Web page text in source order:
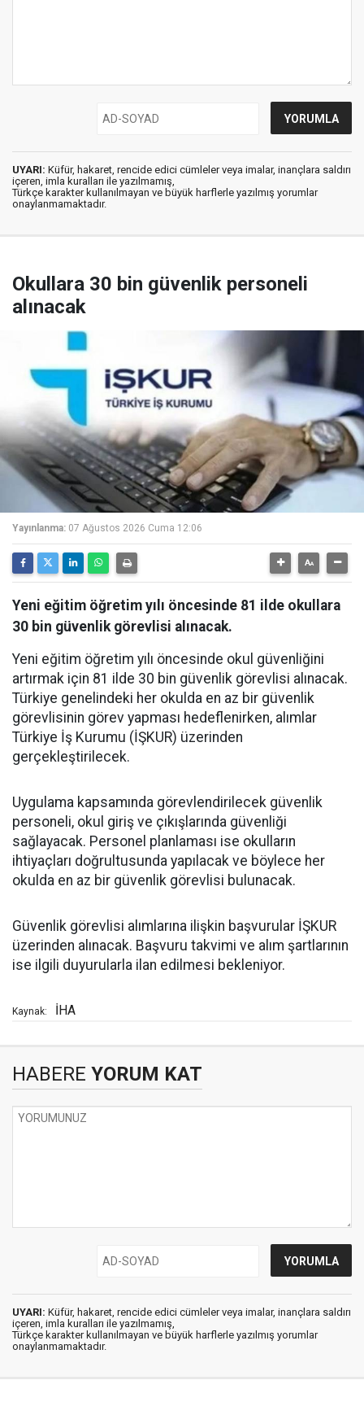
UYARI: Küfür, hakaret, rencide edici cümleler veya imalar, inançlara saldırı
içeren, imla kuralları ile yazılmamış,
Türkçe karakter kullanılmayan ve büyük harflerle yazılmış yorumlar
onaylanmamaktadır.
Okullara 30 bin güvenlik personeli
alınacak
Yayınlanma: 07 Ağustos 2026 Cuma 12:06
Yeni eğitim öğretim yılı öncesinde 81 ilde okullara
30 bin güvenlik görevlisi alınacak.
Yeni eğitim öğretim yılı öncesinde okul güvenliğini
artırmak için 81 ilde 30 bin güvenlik görevlisi alınacak.
Türkiye genelindeki her okulda en az bir güvenlik
görevlisinin görev yapması hedeflenirken, alımlar
Türkiye İş Kurumu (İŞKUR) üzerinden
gerçekleştirilecek.
Uygulama kapsamında görevlendirilecek güvenlik
personeli, okul giriş ve çıkışlarında güvenliği
sağlayacak. Personel planlaması ise okulların
ihtiyaçları doğrultusunda yapılacak ve böylece her
okulda en az bir güvenlik görevlisi bulunacak.
Güvenlik görevlisi alımlarına ilişkin başvurular İŞKUR
üzerinden alınacak. Başvuru takvimi ve alım şartlarının
ise ilgili duyurularla ilan edilmesi bekleniyor.
Kaynak: İHA
HABERE YORUM KAT
UYARI: Küfür, hakaret, rencide edici cümleler veya imalar, inançlara saldırı
içeren, imla kuralları ile yazılmamış,
Türkçe karakter kullanılmayan ve büyük harflerle yazılmış yorumlar
onaylanmamaktadır.